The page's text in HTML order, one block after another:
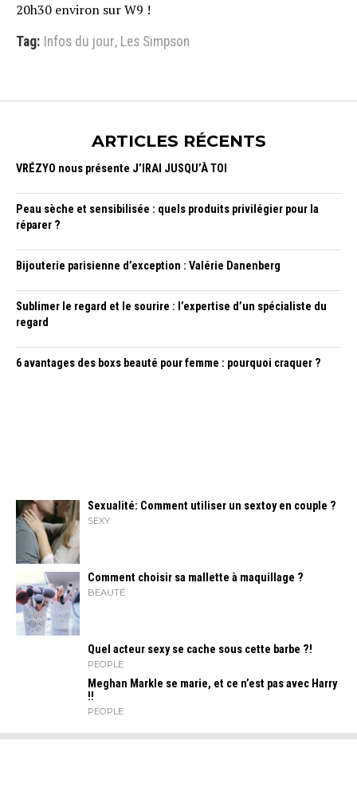
20h30 environ sur W9 !
Tag: Infos du jour, Les Simpson
ARTICLES RÉCENTS
VRÉZYO nous présente J’IRAI JUSQU’À TOI
Peau sèche et sensibilisée : quels produits privilégier pour la
réparer ?
Bijouterie parisienne d’exception : Valérie Danenberg
Sublimer le regard et le sourire : l’expertise d’un spécialiste du
regard
6 avantages des boxs beauté pour femme : pourquoi craquer ?
Sexualité: Comment utiliser un sextoy en couple ?
SEXY
Comment choisir sa mallette à maquillage ?
BEAUTÉ
Quel acteur sexy se cache sous cette barbe ?!
PEOPLE
Meghan Markle se marie, et ce n’est pas avec Harry
!!
PEOPLE